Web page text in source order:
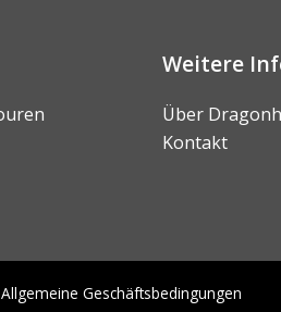
Weitere
Über
Kontakt
Allgemeine Geschäftsbedingungen